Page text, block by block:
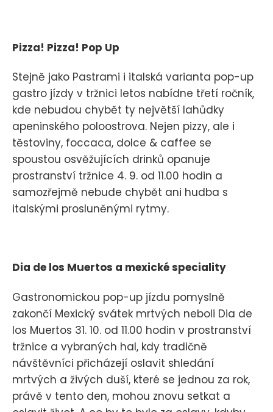
Pizza! Pizza! Pop Up
Stejně jako Pastrami i italská varianta pop-up
gastro jízdy v tržnici letos nabídne třetí ročník,
kde nebudou chybět ty největší lahůdky
apeninského poloostrova. Nejen pizzy, ale i
těstoviny, foccaca, dolce & caffee se
spoustou osvěžujících drinků opanuje
prostranství tržnice 4. 9. od 11.00 hodin a
samozřejmě nebude chybět ani hudba s
italskými prosluněnými rytmy.
Dia de los Muertos a mexické speciality
Gastronomickou pop-up jízdu pomyslně
zakončí Mexický svátek mrtvých neboli Dia de
los Muertos 31. 10. od 11.00 hodin v prostranství
tržnice a vybraných hal, kdy tradičně
návštěvníci přicházejí oslavit shledání
mrtvých a živých duší, které se jednou za rok,
právě v tento den, mohou znovu setkat a